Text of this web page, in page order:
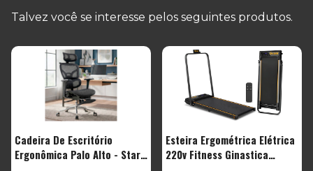
Talvez você se interesse pelos seguintes produtos.
Cadeira De Escritório
Ergonômica Palo Alto - Start
Esteira Ergométrica Elétrica
220v Fitness Ginastica